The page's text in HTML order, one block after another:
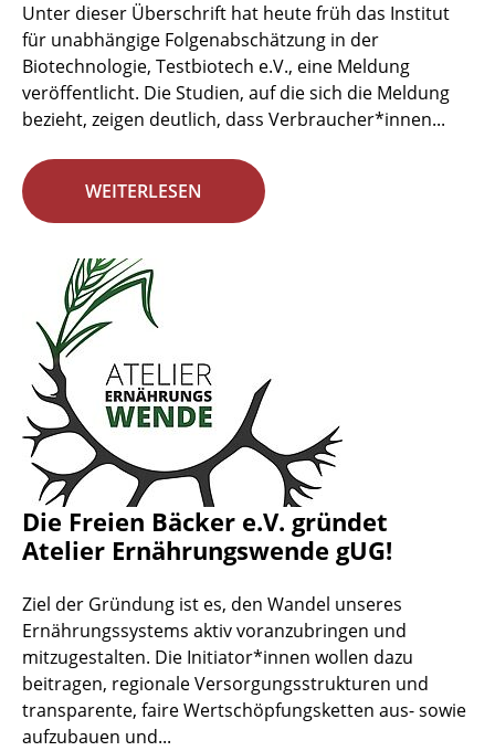
Unter dieser Überschrift hat heute früh das Institut
für unabhängige Folgenabschätzung in der
Biotechnologie, Testbiotech e.V., eine Meldung
veröffentlicht. Die Studien, auf die sich die Meldung
bezieht, zeigen deutlich, dass Verbraucher*innen...
WEITERLESEN
Die Freien Bäcker e.V. gründet
Atelier Ernährungswende gUG!
Ziel der Gründung ist es, den Wandel unseres
Ernährungssystems aktiv voranzubringen und
mitzugestalten. Die Initiator*innen wollen dazu
beitragen, regionale Versorgungsstrukturen und
transparente, faire Wertschöpfungsketten aus- sowie
aufzubauen und...